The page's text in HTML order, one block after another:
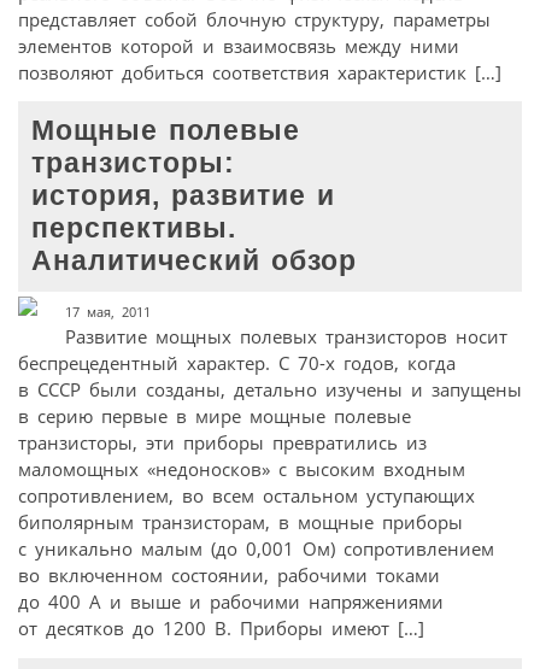
представляет собой блочную структуру, параметры
элементов которой и взаимосвязь между ними
позволяют добиться соответствия характеристик […]
Мощные полевые
транзисторы:
история, развитие и
перспективы.
Аналитический обзор
17 мая, 2011
Развитие мощных полевых транзисторов носит
беспрецедентный характер. С 70-х годов, когда
в СССР были созданы, детально изучены и запущены
в серию первые в мире мощные полевые
транзисторы, эти приборы превратились из
маломощных «недоносков» с высоким входным
сопротивлением, во всем остальном уступающих
биполярным транзисторам, в мощные приборы
с уникально малым (до 0,001 Ом) сопротивлением
во включенном состоянии, рабочими токами
до 400 А и выше и рабочими напряжениями
от десятков до 1200 В. Приборы имеют […]